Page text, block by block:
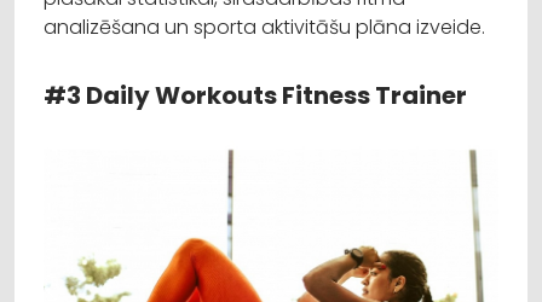
analizēšana un sporta aktivitāšu plāna izveide.
#3 Daily Workouts Fitness Trainer